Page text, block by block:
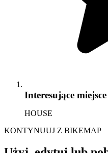
Interesujące miejsce
HOUSE
KONTYNUUJ Z BIKEMAP